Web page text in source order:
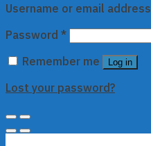
Username or email address
Password *
Remember me
Log in
Lost your password?